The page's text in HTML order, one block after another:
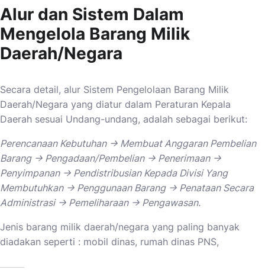
Alur dan Sistem Dalam
Mengelola Barang Milik
Daerah/Negara
Secara detail, alur Sistem Pengelolaan Barang Milik
Daerah/Negara yang diatur dalam Peraturan Kepala
Daerah sesuai Undang-undang, adalah sebagai berikut:
Perencanaan Kebutuhan -> Membuat Anggaran Pembelian
Barang -> Pengadaan/Pembelian -> Penerimaan ->
Penyimpanan -> Pendistribusian Kepada Divisi Yang
Membutuhkan -> Penggunaan Barang -> Penataan Secara
Administrasi -> Pemeliharaan -> Pengawasan.
Jenis barang milik daerah/negara yang paling banyak
diadakan seperti : mobil dinas, rumah dinas PNS,